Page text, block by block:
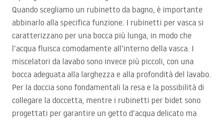
Quando scegliamo un rubinetto da bagno, è importante
abbinarlo alla specifica funzione. I rubinetti per vasca si
caratterizzano per una bocca più lunga, in modo che
l’acqua fluisca comodamente all’interno della vasca. I
miscelatori da lavabo sono invece più piccoli, con una
bocca adeguata alla larghezza e alla profondità del lavabo.
Per la doccia sono fondamentali la resa e la possibilità di
collegare la doccetta, mentre i rubinetti per bidet sono
progettati per garantire un getto d’acqua delicato ma